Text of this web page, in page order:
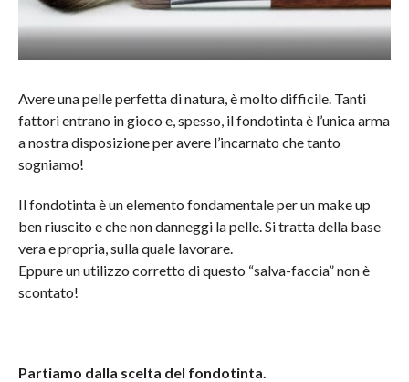
Avere una pelle perfetta di natura, è molto difficile. Tanti
fattori entrano in gioco e, spesso, il fondotinta è l’unica arma
a nostra disposizione per avere l’incarnato che tanto
sogniamo!
Il fondotinta è un elemento fondamentale per un make up
ben riuscito e che non danneggi la pelle. Si tratta della base
vera e propria, sulla quale lavorare.
Eppure un utilizzo corretto di questo “salva-faccia” non è
scontato!
Partiamo dalla scelta del fondotinta.